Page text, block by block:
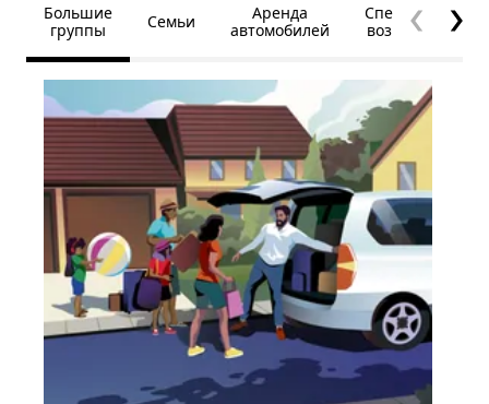
Большие
группы
Семьи
Аренда
автомобилей
Специальные
возможности